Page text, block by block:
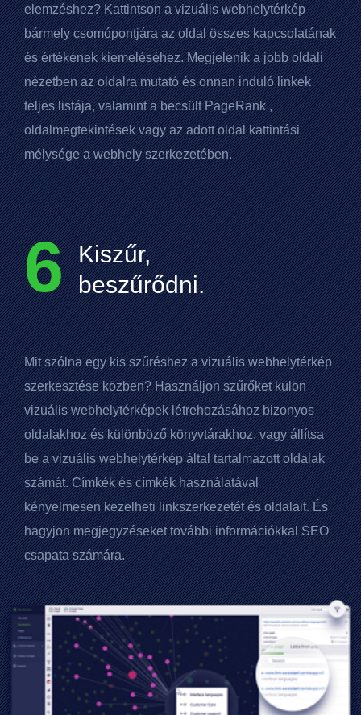
elemzéshez? Kattintson a vizuális webhelytérkép
bármely csomópontjára az oldal összes kapcsolatának
és értékének kiemeléséhez. Megjelenik a jobb oldali
nézetben az oldalra mutató és onnan induló linkek
teljes listája, valamint a becsültPageRank,
oldalmegtekintések vagy az adott oldal kattintási
mélysége a webhely szerkezetében.
6 Kiszűr,
beszűrődni.
Mit szólna egy kis szűréshez a vizuális webhelytérkép
szerkesztése közben? Használjon szűrőket külön
vizuális webhelytérképek létrehozásához bizonyos
oldalakhoz és különböző könyvtárakhoz, vagy állítsa
be a vizuális webhelytérkép által tartalmazott oldalak
számát. Címkék és címkék használatával
kényelmesen kezelheti linkszerkezetét és oldalait. És
hagyjon megjegyzéseket további információkkal SEO
csapata számára.